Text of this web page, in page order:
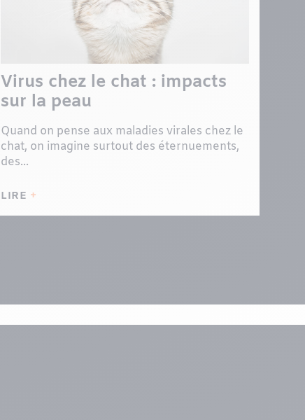
Virus chez le chat : impacts
sur la peau
Quand on pense aux maladies virales chez le
chat, on imagine surtout des éternuements,
des...
LIRE